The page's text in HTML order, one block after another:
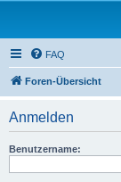
FAQ
Foren-Übersicht
Anmelden
Benutzername: